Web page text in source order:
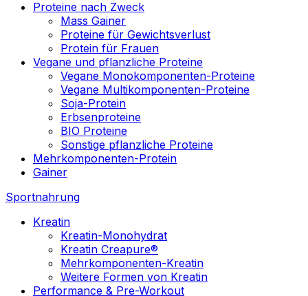
Proteine nach Zweck
Mass Gainer
Proteine für Gewichtsverlust
Protein für Frauen
Vegane und pflanzliche Proteine
Vegane Monokomponenten-Proteine
Vegane Multikomponenten-Proteine
Soja-Protein
Erbsenproteine
BIO Proteine
Sonstige pflanzliche Proteine
Mehrkomponenten-Protein
Gainer
Sportnahrung
Kreatin
Kreatin-Monohydrat
Kreatin Creapure®
Mehrkomponenten-Kreatin
Weitere Formen von Kreatin
Performance & Pre-Workout